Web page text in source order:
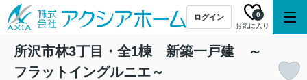
ログイン
お気に入り
0
所沢市林3丁目・全1棟 新築一戸建 ～
フラットイングルニエ～